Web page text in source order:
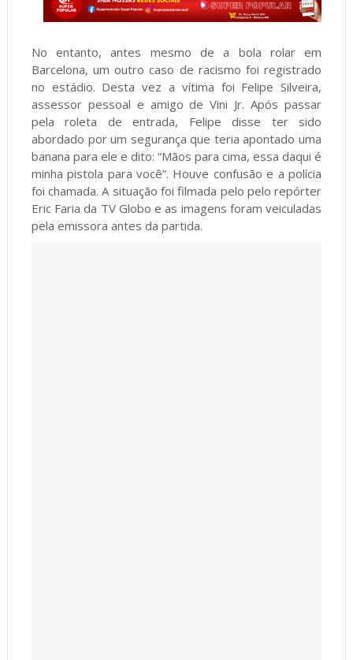
No entanto, antes mesmo de a bola rolar em
Barcelona, um outro caso de racismo foi registrado
no estádio. Desta vez a vítima foi Felipe Silveira,
assessor pessoal e amigo de Vini Jr. Após passar
pela roleta de entrada, Felipe disse ter sido
abordado por um segurança que teria apontado uma
banana para ele e dito: “Mãos para cima, essa daqui é
minha pistola para você”. Houve confusão e a polícia
foi chamada. A situação foi filmada pelo pelo repórter
Eric Faria da TV Globo e as imagens foram veiculadas
pela emissora antes da partida.